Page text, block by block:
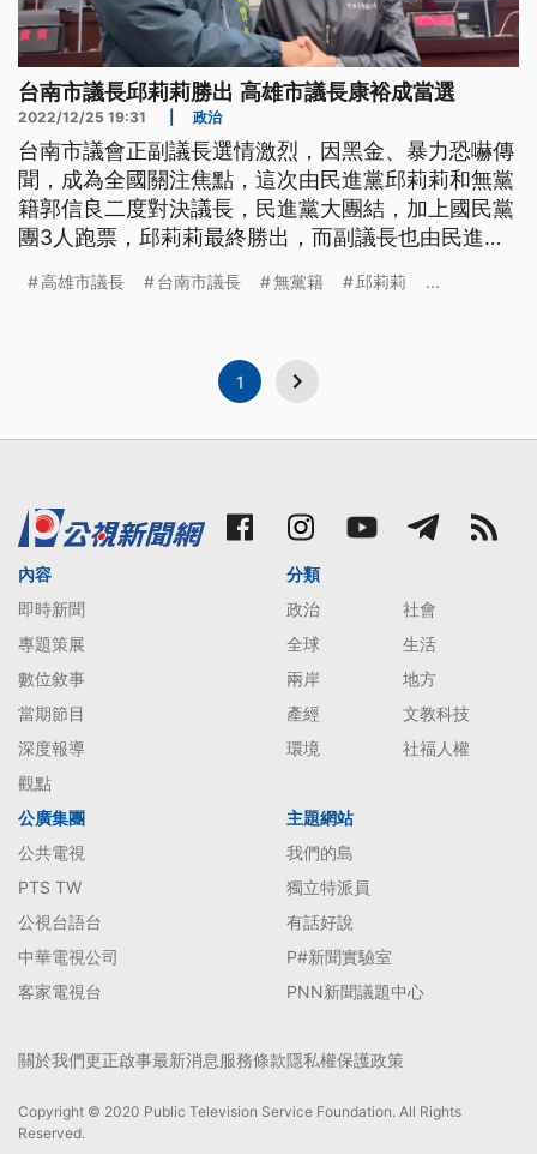
台南市議長邱莉莉勝出 高雄市議長康裕成當選
2022/12/25 19:31 政治
台南市議會正副議長選情激烈，因黑金、暴力恐嚇傳
聞，成為全國關注焦點，這次由民進黨邱莉莉和無黨
籍郭信良二度對決議長，民進黨大團結，加上國民黨
團3人跑票，邱莉莉最終勝出，而副議長也由民進黨
民進黨推出「民無配」勝選奪下，民進黨康裕成搭配
高雄市議長 台南市議長 無黨籍 邱莉莉 ...
1
內容
即時新聞
專題策展
數位敘事
當期節目
深度報導
觀點
分類
政治
社會
全球
生活
兩岸
地方
產經
文教科技
環境
社福人權
公廣集團
公共電視
PTS TW
公視台語台
中華電視公司
客家電視台
主題網站
我們的島
獨立特派員
有話好說
P#新聞實驗室
PNN新聞議題中心
關於我們更正啟事最新消息服務條款隱私權保護政策
Copyright © 2020 Public Television Service Foundation. All Rights
Reserved.